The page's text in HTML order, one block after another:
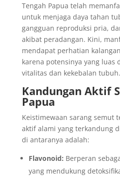
Tengah Papua telah
untuk menjaga daya tahan
gangguan reproduksi pria,
akibat peradangan. Kini,
mendapat perhatian
karena potensinya yang luas
vitalitas dan kekebalan tubuh.
Kandungan Aktif
Papua
Keistimewaan sarang semut
aktif alami yang terkandung
di antaranya adalah:
Flavonoid: Berperan
yang mendukung